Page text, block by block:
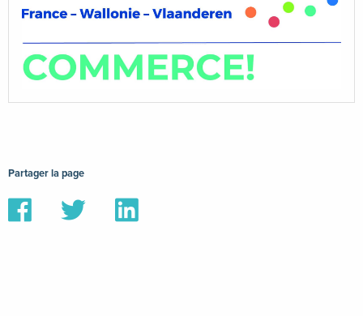
Partager la page
Partager
sur
Partager
sur
Partager
sur